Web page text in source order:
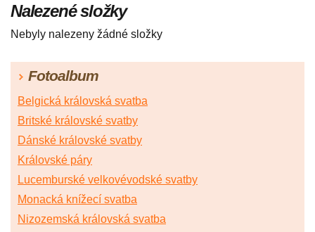
Nalezené složky
Nebyly nalezeny žádné složky
Fotoalbum
Belgická královská svatba
Britské královské svatby
Dánské královské svatby
Královské páry
Lucemburské velkovévodské svatby
Monacká knížecí svatba
Nizozemská královská svatba